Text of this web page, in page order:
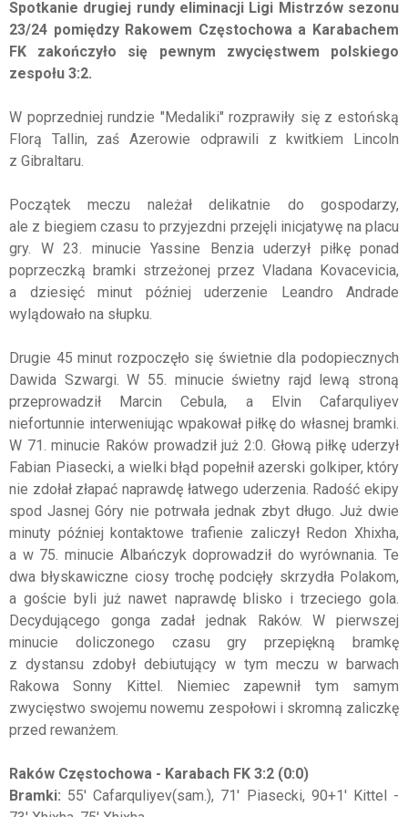
Spotkanie drugiej rundy eliminacji Ligi Mistrzów sezonu
23/24 pomiędzy Rakowem Częstochowa a Karabachem
FK zakończyło się pewnym zwycięstwem polskiego
zespołu 3:2.
W poprzedniej rundzie "Medaliki" rozprawiły się z estońską
Florą Tallin, zaś Azerowie odprawili z kwitkiem Lincoln
z Gibraltaru.
Początek meczu należał delikatnie do gospodarzy,
ale z biegiem czasu to przyjezdni przejęli inicjatywę na placu
gry. W 23. minucie Yassine Benzia uderzył piłkę ponad
poprzeczką bramki strzeżonej przez Vladana Kovacevicia,
a dziesięć minut później uderzenie Leandro Andrade
wylądowało na słupku.
Drugie 45 minut rozpoczęło się świetnie dla podopiecznych
Dawida Szwargi. W 55. minucie świetny rajd lewą stroną
przeprowadził Marcin Cebula, a Elvin Cafarquliyev
niefortunnie interweniując wpakował piłkę do własnej bramki.
W 71. minucie Raków prowadził już 2:0. Głową piłkę uderzył
Fabian Piasecki, a wielki błąd popełnił azerski golkiper, który
nie zdołał złapać naprawdę łatwego uderzenia. Radość ekipy
spod Jasnej Góry nie potrwała jednak zbyt długo. Już dwie
minuty później kontaktowe trafienie zaliczył Redon Xhixha,
a w 75. minucie Albańczyk doprowadził do wyrównania. Te
dwa błyskawiczne ciosy trochę podcięły skrzydła Polakom,
a goście byli już nawet naprawdę blisko i trzeciego gola.
Decydującego gonga zadał jednak Raków. W pierwszej
minucie doliczonego czasu gry przepiękną bramkę
z dystansu zdobył debiutujący w tym meczu w barwach
Rakowa Sonny Kittel. Niemiec zapewnił tym samym
zwycięstwo swojemu nowemu zespołowi i skromną zaliczkę
przed rewanżem.
Raków Częstochowa - Karabach FK 3:2 (0:0)
Bramki: 55' Cafarquliyev(sam.), 71' Piasecki, 90+1' Kittel -